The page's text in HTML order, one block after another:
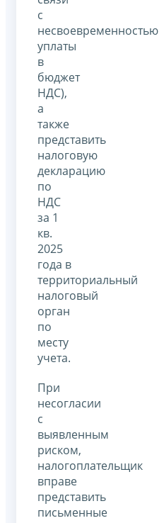
с
несвоевременностью
уплаты
в
бюджет
НДС),
а
также
представить
налоговую
декларацию
по
НДС
за 1
кв.
2025
года в
территориальный
налоговый
орган
по
месту
учета.
При
несогласии
с
выявленным
риском,
налогоплательщик
вправе
представить
письменные